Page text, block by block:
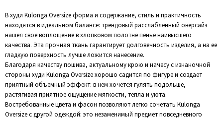
В худи Kulonga Oversize форма и содержание, стиль и практичность
находятся в идеальном балансе: трендовый расслабленный оверсайз
нашел свое воплощение в хлопковом полотне пенье наивысшего
качества. Эта прочная ткань гарантирует долговечность изделия, а на ее
гладкую поверхность лучше ложится нанесение.
Благодаря качеству пошива, актуальному крою и начесу с изнаночной
стороны худи Kulonga Oversize хорошо садится по фигуре и создает
приятный объемный эффект: в нем хочется гулять подольше,
растягивая приятное ощущение мягкости, тепла и уюта.
Востребованные цвета и фасон позволяют легко сочетать Kulonga
Oversize c другой одеждой: это незаменимый предмет повседневного